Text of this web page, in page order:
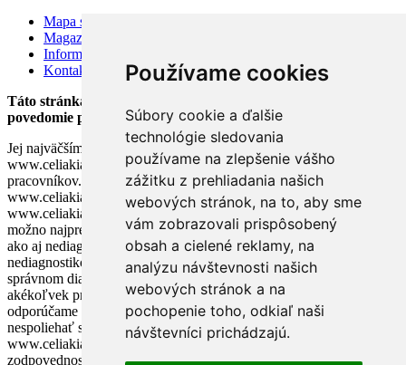
Používame cookies
Súbory cookie a ďalšie
technológie sledovania
používame na zlepšenie vášho
zážitku z prehliadania našich
webových stránok, na to, aby sme
vám zobrazovali prispôsobený
obsah a cielené reklamy, na
analýzu návštevnosti našich
webových stránok a na
pochopenie toho, odkiaľ naši
návštevníci prichádzajú.
Mapa stránok
Magazín
Information for visitors
Kontakty
Táto stránka bola založená v auguste 2002 v snahe zlepšiť
povedomie pacientov o celiakii.
Jej najväčším prínosom je výmena informácií medzi užívateľmi. Tím
www.celiakia.sk sa neskladá z lekárov ani iných zdravotníckych
pracovníkov. Akákoľvek rada poskytnutá na stránke
www.celiakia.sk nemôže nahradiť radu lekára. Cieľom stránky
www.celiakia.sk a našich odpovedí na vaše otázky je poskytnúť čo
možno najpresnejšie informácie o chorobe tak diagnostikovaným
ako aj nediagnostikovaným pacientom, pričom u
nediagnostikovaných pacientov môžu naše rady pomôcť lekárom pri
správnom diagnostikovaní choroby.V prípade, že pozorujete
akékoľvek príznaky alebo ťažkosti neznámeho pôvodu, dôrazne
odporúčame bezodkladne vyhľadať odbornú lekársku pomoc a
nespoliehať sa na informácie publikované na stránke
www.celiakia.sk. Tím www.celiakia.sk nenesie žiadnu
zodpovednosť za správnosť, pravdivosť či odbornosť poskytnutých